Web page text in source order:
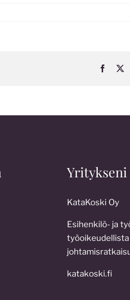
X
Yritykseni
KataKoski Oy
Esihenkilö- ja
katakoski.fi